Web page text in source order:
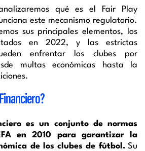
qué es el Fair Play
este mecanismo regulatorio.
sus principales elementos, los
en 2022, y las estrictas
enfrentar los clubes por
multas económicas hasta la
es un conjunto de normas
en 2010 para garantizar la
de los clubes de fútbol.Su